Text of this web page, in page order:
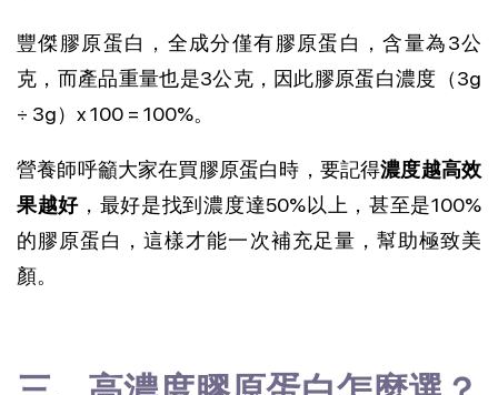
豐傑膠原蛋白，全成分僅有膠原蛋白，含量為3公
克，而產品重量也是3公克，因此膠原蛋白濃度（3g
÷ 3g）x 100 = 100%。
營養師呼籲大家在買膠原蛋白時，要記得濃度越高效
果越好 ，最好是找到濃度達50%以上，甚至是100%
的膠原蛋白，這樣才能一次補充足量，幫助極致美
顏。